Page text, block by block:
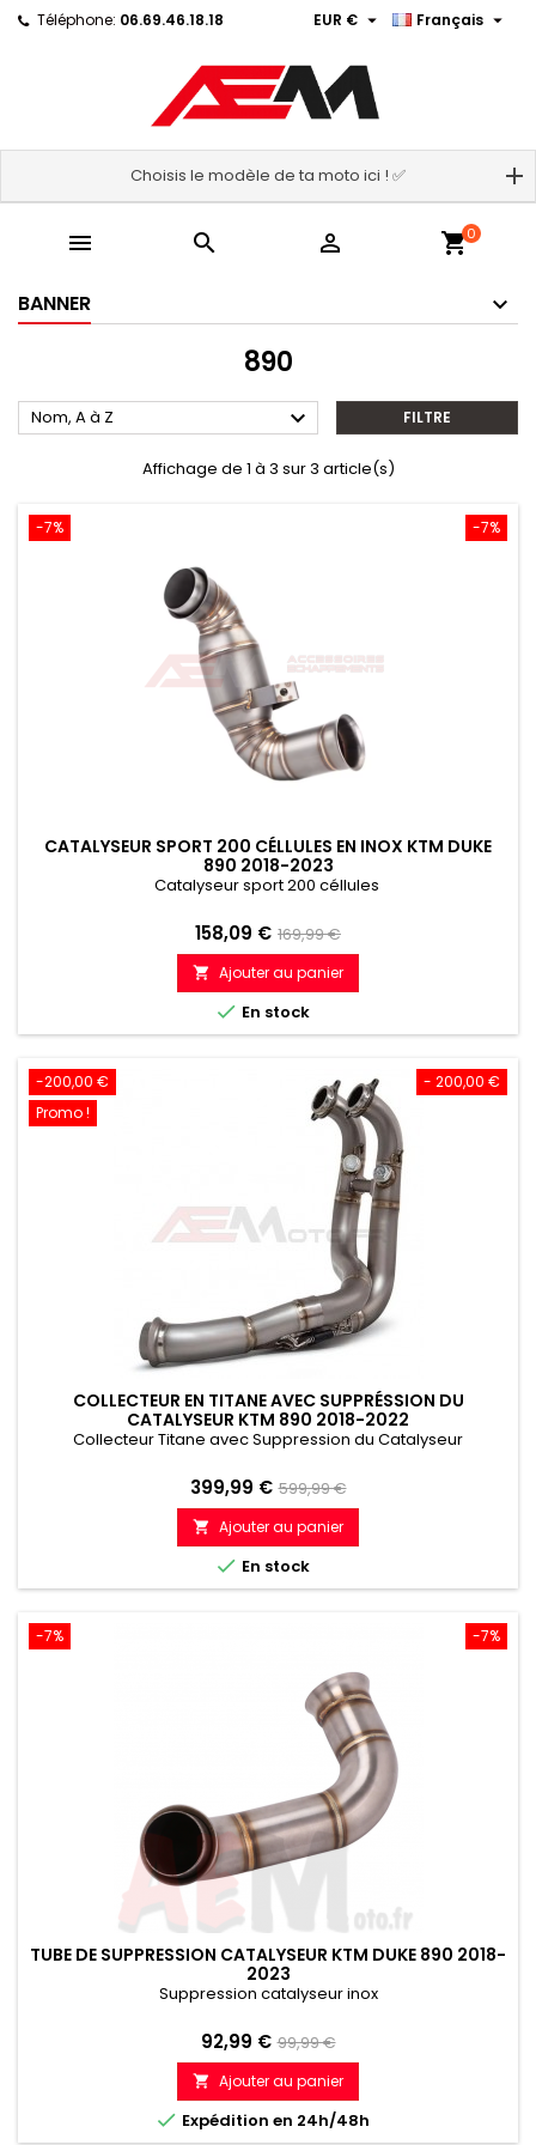
Téléphone: 06.69.46.18.18 Français 
EUR € 
Choisis le modèle de ta moto ici ! ✅
   shopping_cart0
BANNER
890
Nom, A à Z  FILTRE
Affichage de 1 à 3 sur 3 article(s)
-7%
-7%
CATALYSEUR SPORT 200 CÉLLULES EN INOX KTM DUKE
890 2018-2023
Catalyseur sport 200 céllules
Prix
158,09 € Prix
de
référence
169,99 €
 Ajouter au panier
 En stock
- 200,00 €
-200,00 €
Promo !
COLLECTEUR EN TITANE AVEC SUPPRÉSSION DU
CATALYSEUR KTM 890 2018-2022
Collecteur Titane avec Suppression du Catalyseur
Prix
399,99 € Prix
de
référence
599,99 €
 Ajouter au panier
 En stock
-7%
-7%
TUBE DE SUPPRESSION CATALYSEUR KTM DUKE 890 2018-
2023
Suppression catalyseur inox
Prix
92,99 € Prix
de
référence
99,99 €
 Ajouter au panier
 Expédition en 24h/48h